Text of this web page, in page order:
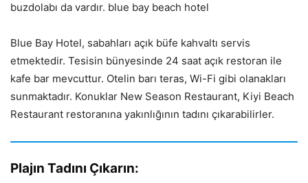
buzdolabı da vardır. blue bay beach hotel
Blue Bay Hotel, sabahları açık büfe kahvaltı servis
etmektedir. Tesisin bünyesinde 24 saat açık restoran ile
kafe bar mevcuttur. Otelin barı teras, Wi-Fi gibi olanakları
sunmaktadır. Konuklar New Season Restaurant, Kiyi Beach
Restaurant restoranına yakınlığının tadını çıkarabilirler.
Plajın Tadını Çıkarın: